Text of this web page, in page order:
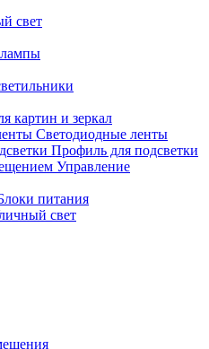
свет
картин и зеркал
Светодиодные ленты
Профиль для подсветки
Управление
питания
свет